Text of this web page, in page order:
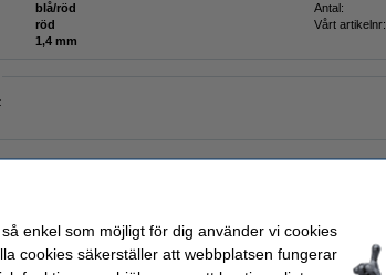
blå/röd Antal:
röd Vårt artikelnr:
1,4 mm
enkel som möjligt för dig använder vi cookies
cookies säkerställer att webbplatsen fungerar